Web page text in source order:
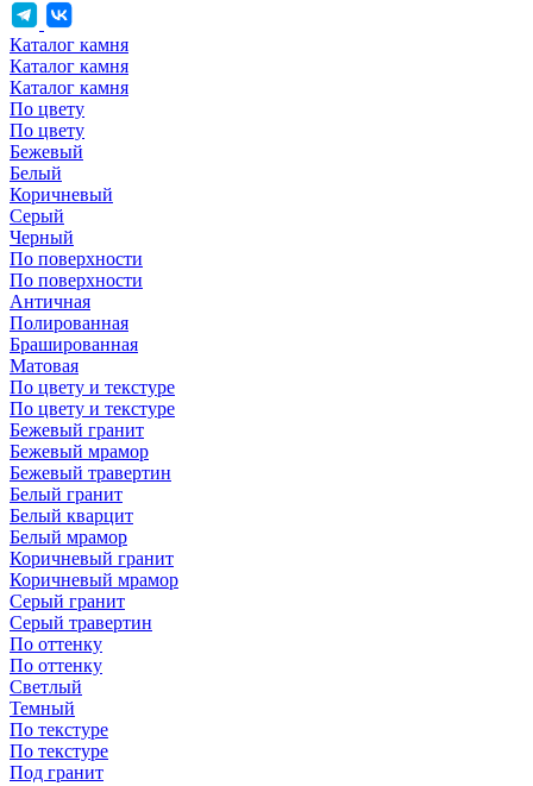
Каталог камня
Каталог камня
Каталог камня
По цвету
По цвету
Бежевый
Белый
Коричневый
Серый
Черный
По поверхности
По поверхности
Античная
Полированная
Брашированная
Матовая
По цвету и текстуре
По цвету и текстуре
Бежевый гранит
Бежевый мрамор
Бежевый травертин
Белый гранит
Белый кварцит
Белый мрамор
Коричневый гранит
Коричневый мрамор
Серый гранит
Серый травертин
По оттенку
По оттенку
Светлый
Темный
По текстуре
По текстуре
Под гранит